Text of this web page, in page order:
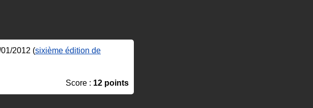
2012 (sixième édition de
Score : 12 points